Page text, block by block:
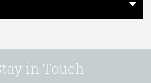
in Touch